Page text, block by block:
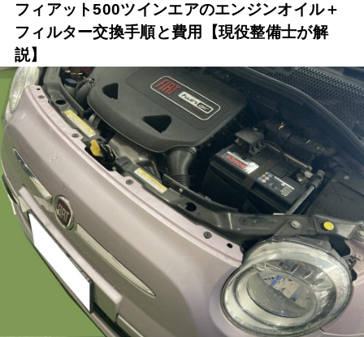
フィアット500ツインエアのエンジンオイル＋
フィルター交換手順と費用【現役整備士が解
説】